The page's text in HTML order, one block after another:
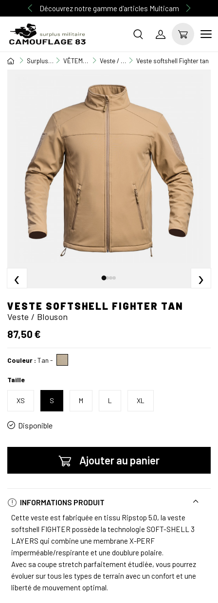
Découvrez notre gamme d'articles Multicam
Surplus Militaire VÊTEMENT MILITAIRE Veste / Blouson Veste softshell Fighter tan
‹ ›
VESTE SOFTSHELL FIGHTER TAN
Veste / Blouson
87,50 €
Couleur : Tan -
Taille
XS S M L XL
Disponible
Ajouter au panier
INFORMATIONS PRODUIT
Cette veste est fabriquée en tissu Ripstop 5.0, la veste
softshell FIGHTER possède la technologie SOFT-SHELL 3
LAYERS qui combine une membrane X-PERF
imperméable/respirante et une doublure polaire.
Avec sa coupe stretch parfaitement étudiée, vous pourrez
évoluer sur tous les types de terrain avec un confort et une
liberté de mouvement optimal.